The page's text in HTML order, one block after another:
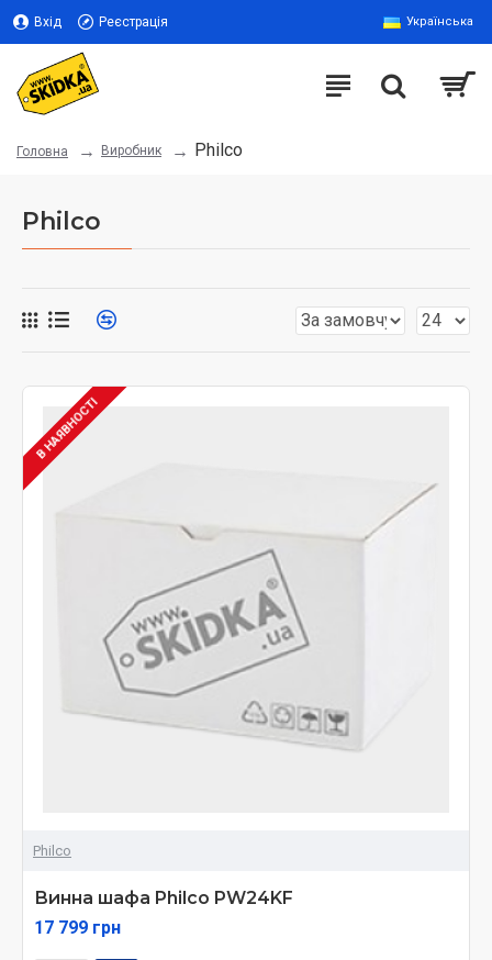
Вхід Реєстрація Українська
Головна Виробник Philco
Philco
В НАЯВНОСТІ
Philco
Винна шафа Philco PW24KF
17 799 грн